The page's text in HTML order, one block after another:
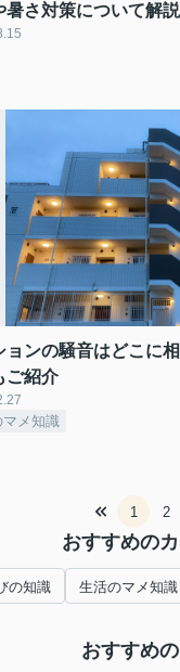
暑さ対策について解説
ョンの騒音はどこに
ご紹介
マメ知識
1 2
おすすめの
の知識 生活のマメ知識
おすすめ